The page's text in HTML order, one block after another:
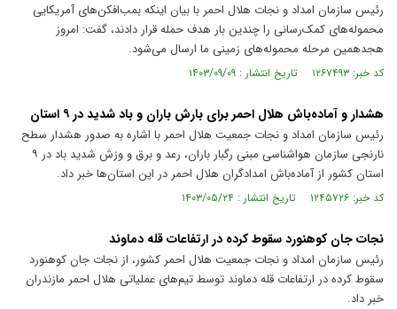
رئیس سازمان امداد و نجات هلال احمر با بیان اینکه بمب‌افکن‌های آمریکایی
محموله‌های کمک‌رسانی را چندین بار هدف حمله قرار دادند، گفت: امروز
هجدهمین مرحله محموله‌های زمینی ما ارسال می‌شود.
کد خبر: ۱۲۶۷۴۹۳ تاریخ انتشار : ۱۴۰۳/۰۹/۰۹
هشدار و آماده‌باش هلال احمر برای بارش باران و باد شدید در ۹ استان
رئیس سازمان امداد و نجات جمعیت هلال احمر با اشاره به صدور هشدار سطح
نارنجی سازمان هواشناسی مبنی رگبار باران، رعد و برق و وزش شدید باد در ۹
استان کشور از آماده‌باش امدادگران هلال احمر در این استان‌ها خبر داد.
کد خبر: ۱۲۴۵۷۲۶ تاریخ انتشار : ۱۴۰۳/۰۵/۲۴
نجات جان کوهنورد سقوط کرده در ارتفاعات قله دماوند
رئیس سازمان امداد و نجات جمعیت هلال احمر کشور، از نجات جان کوهنورد
سقوط کرده در ارتفاعات قله دماوند توسط تیم‌های عملیاتی هلال احمر مازندران
خبر داد.